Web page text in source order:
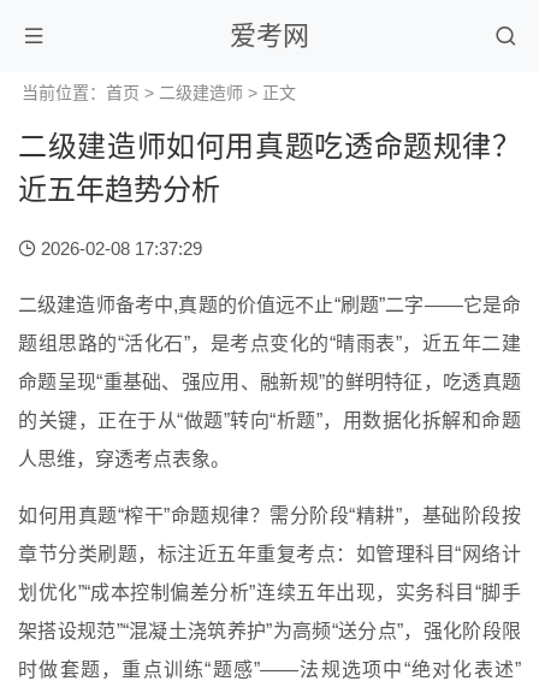
爱考网
当前位置： 首页 > 二级建造师 > 正文
二级建造师如何用真题吃透命题规律？
近五年趋势分析
2026-02-08 17:37:29
二级建造师备考中,真题的价值远不止“刷题”二字——它是命
题组思路的“活化石”，是考点变化的“晴雨表”，近五年二建
命题呈现“重基础、强应用、融新规”的鲜明特征，吃透真题
的关键，正在于从“做题”转向“析题”，用数据化拆解和命题
人思维，穿透考点表象。
如何用真题“榨干”命题规律？需分阶段“精耕”，基础阶段按
章节分类刷题，标注近五年重复考点：如管理科目“网络计
划优化”“成本控制偏差分析”连续五年出现，实务科目“脚手
架搭设规范”“混凝土浇筑养护”为高频“送分点”，强化阶段限
时做套题，重点训练“题感”——法规选项中“绝对化表述”